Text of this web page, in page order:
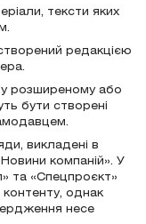
тексти яких
редакцією
у розширеному або
бути створені
викладені в
компаній». У
та «Спецпроєкт»
контенту, однак
несе